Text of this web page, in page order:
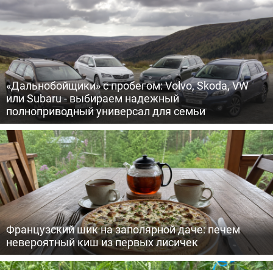
«Дальнобойщики» с пробегом: Volvo, Skoda, VW
или Subaru - выбираем надежный
полноприводный универсал для семьи
Французский шик на заполярной даче: печем
невероятный киш из первых лисичек